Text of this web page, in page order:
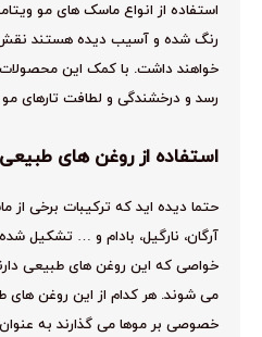
استفاده از انواع ماسک های مو
رنگ شده و آسیب دیده هستند نقش
خواهند داشت. با کمک این
رسد و درخشندگی و لطافت تارهای
استفاده از روغن های
حتما دیده اید که ترکیبات برخی از
آرگان، نارگیل، بادام و … تشکیل
خواصی که این روغن های طبیعی
می شوند. هر کدام از این روغن های
خصوصی بر موها می گذارند به